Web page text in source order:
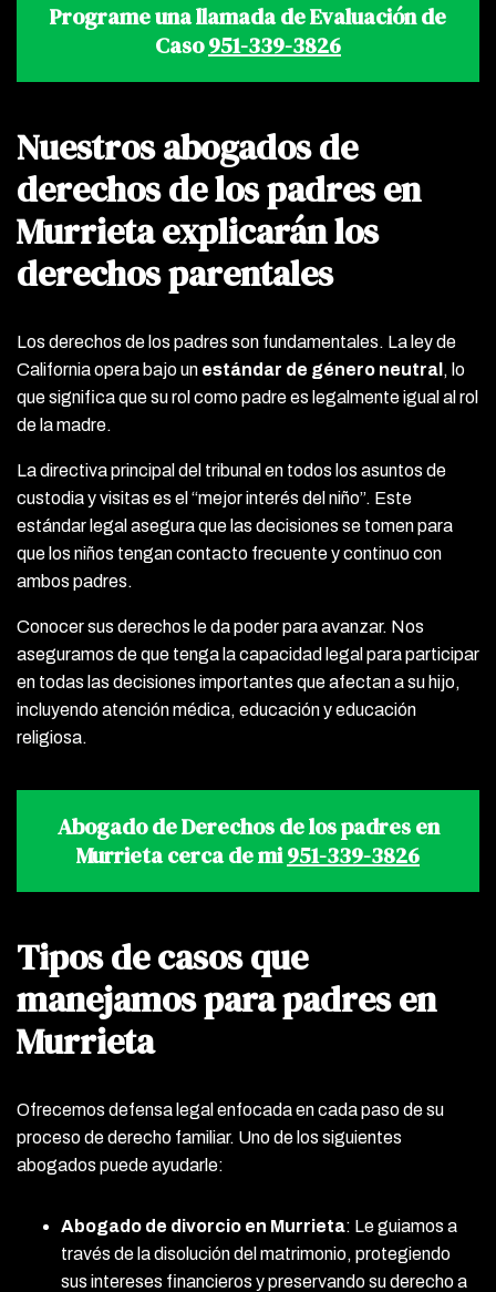
Programe una llamada de Evaluación de
Caso951-339-3826
Nuestros abogados de
derechos de los padres en
Murrieta explicarán los
derechos parentales
Los derechos de los padres son fundamentales. La ley de
California opera bajo un estándar de género neutral , lo
que significa que su rol como padre es legalmente igual al rol
de la madre.
La directiva principal del tribunal en todos los asuntos de
custodia y visitas es el “mejor interés del niño”. Este
estándar legal asegura que las decisiones se tomen para
que los niños tengan contacto frecuente y continuo con
ambos padres.
Conocer sus derechos le da poder para avanzar. Nos
aseguramos de que tenga la capacidad legal para participar
en todas las decisiones importantes que afectan a su hijo,
incluyendo atención médica, educación y educación
religiosa.
Abogado de Derechos de los padres en
Murrieta cerca de mi951-339-3826
Tipos de casos que
manejamos para padres en
Murrieta
Ofrecemos defensa legal enfocada en cada paso de su
proceso de derecho familiar. Uno de los siguientes
abogados puede ayudarle:
Abogado de divorcio en Murrieta: Le guiamos a
través de la disolución del matrimonio, protegiendo
sus intereses financieros y preservando su derecho a